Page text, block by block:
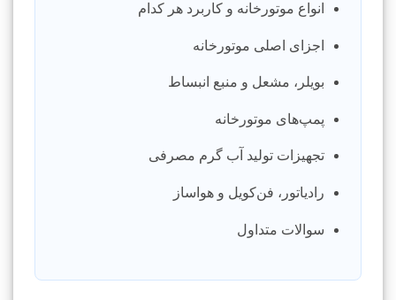
انواع موتورخانه و کاربرد هر کدام
اجزای اصلی موتورخانه
بویلر، مشعل و منبع انبساط
پمپ‌های موتورخانه
تجهیزات تولید آب گرم مصرفی
رادیاتور، فن‌کویل و هواساز
سوالات متداول